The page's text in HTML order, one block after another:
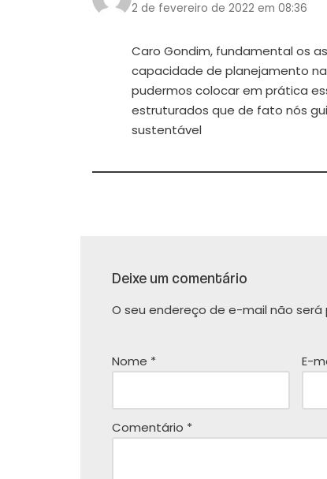
2 de fevereiro de 2022 em 08:36
Caro Gondim, fundamental os
capacidade de planejamento
pudermos colocar em prática
estruturados que de fato nós
sustentável
Deixe um comentário
O seu endereço de e-mail não será
Nome * E-
Comentário *